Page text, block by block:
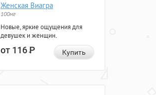
Женская Виагра
100мг
Новые, яркие ощущения для
девушек и женщин.
от 116Р Купить